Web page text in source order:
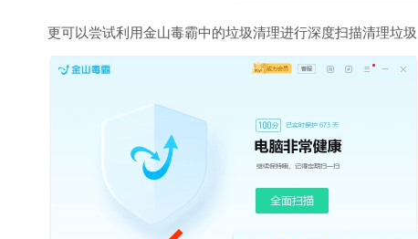
更可以尝试利用金山毒霸中的垃圾清理进行深度扫描清理垃